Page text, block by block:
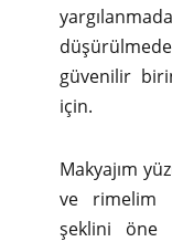
güvenilir
için.
Makyajım
ve rimelim
şeklini öne